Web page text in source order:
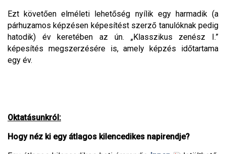
Ezt követően elméleti lehetőség nyílik egy harmadik (a
párhuzamos képzésen képesítést szerző tanulóknak pedig
hatodik) év keretében az ún. „Klasszikus zenész I.”
képesítés megszerzésére is, amely képzés időtartama
egy év.
Oktatásunkról:
Hogy néz ki egy átlagos kilencedikes napirendje?